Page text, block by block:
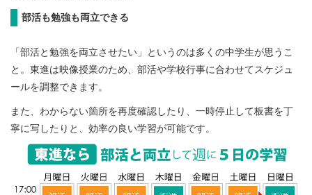
部活も勉強も両立できる
「部活と勉強を両立させたい」というのは多くの中学生が思うこ
と。東進は映像授業のため、部活や学校行事に合わせてスケジュ
ールを調整できます。
また、わからない箇所を再度確認したり、一時停止して板書を丁
寧に写したりと、効率の良い学習が可能です。